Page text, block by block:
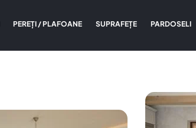
PEREȚI / PLAFOANE SUPRAFEȚE PARDOSELI